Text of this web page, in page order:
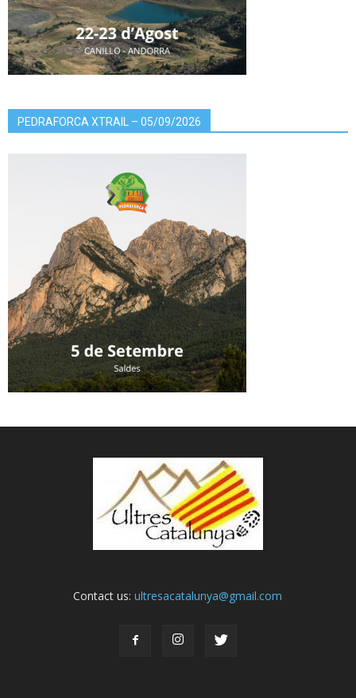
PEDRAFORCA XTRAIL – 05/09/2026
Contact us:ultresacatalunya@gmail.com